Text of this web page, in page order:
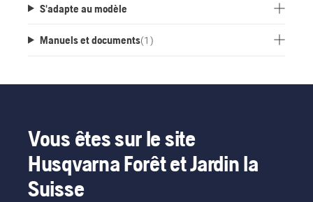
S'adapte au modèle
Manuels et documents(1 )
Vous êtes sur le site
Husqvarna Forêt et Jardin la
Suisse